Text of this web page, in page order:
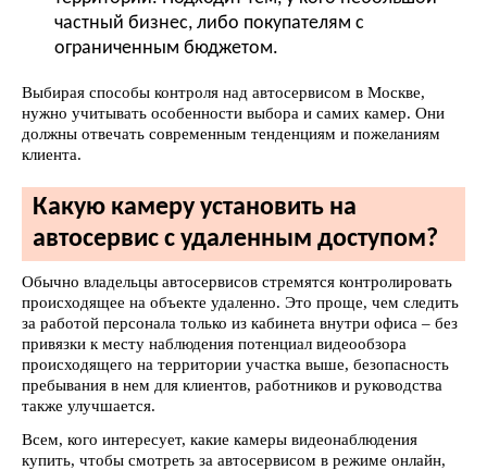
частный бизнес, либо покупателям с
ограниченным бюджетом.
Выбирая способы контроля над автосервисом в Москве,
нужно учитывать особенности выбора и самих камер. Они
должны отвечать современным тенденциям и пожеланиям
клиента.
Какую камеру установить на
автосервис с удаленным доступом?
Обычно владельцы автосервисов стремятся контролировать
происходящее на объекте удаленно. Это проще, чем следить
за работой персонала только из кабинета внутри офиса – без
привязки к месту наблюдения потенциал видеообзора
происходящего на территории участка выше, безопасность
пребывания в нем для клиентов, работников и руководства
также улучшается.
Всем, кого интересует, какие камеры видеонаблюдения
купить, чтобы смотреть за автосервисом в режиме онлайн,